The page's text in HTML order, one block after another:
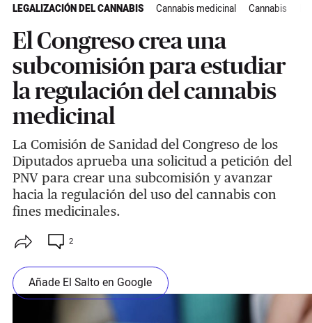
LEGALIZACIÓN DEL CANNABIS Cannabis medicinal Cannabis
El Congreso crea una
subcomisión para estudiar
la regulación del cannabis
medicinal
La Comisión de Sanidad del Congreso de los
Diputados aprueba una solicitud a petición del
PNV para crear una subcomisión y avanzar
hacia la regulación del uso del cannabis con
fines medicinales.
2
Añade El Salto en Google